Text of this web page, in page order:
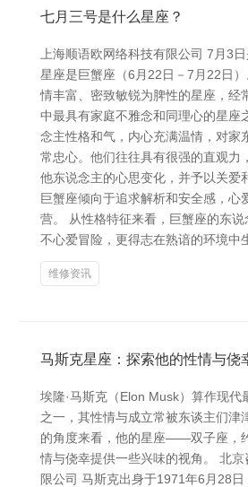
七月三号是什么星座？
上海顺语欧网络科技有限公司 7月3
星座是巨蟹座（6月22日－7月22日
情丰富、密致敏锐为脾性的星座，经
中最具有家庭不雅念和同理心的星座
念主性格和气，内心充满温情，对家
常忠心。他们往往具有很强的直观力
他东说念主的心思变化，并予以关爱
巨蟹座倾向于追求解析和安全感，心
营。 从性格特征来看，巨蟹座的东说
不心爱冒险，更得志在熟谙的环境中
维修资讯
马斯克星座：探索他的性情与侥
埃隆·马斯克（Elon Musk）算作现代
之一，其性情与成立常被东谈主们津
的角度来看，他的星座——双子座，
情与侥幸提供一些兴味的视角。 北
限公司 马斯克出身于1971年6月28